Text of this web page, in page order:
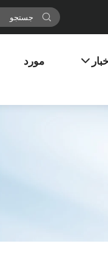
اخبار
مورد